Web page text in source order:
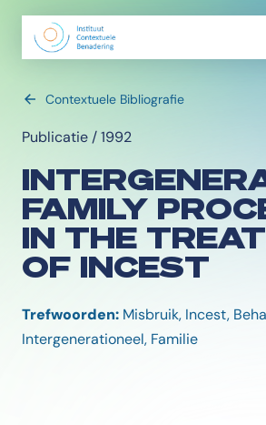
Contextuele Bibliografie
Publicatie / 1992
FAMILY
IN THE
OF INCEST
Trefwoorden: Misbruik, Incest,
Intergenerationeel, Familie